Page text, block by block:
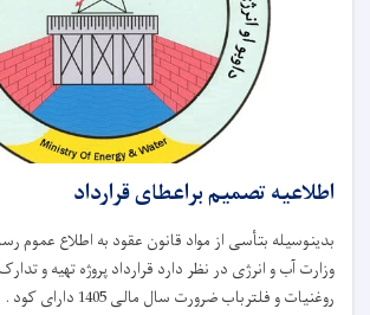
اطلاعیه تصمیم براعطای قرارداد
بدینوسیله بتأسی از مواد قانون عقود به اطلاع عموم
روغنیات و فلترباب ضرورت سال مالی 1405 دارای کود . . .